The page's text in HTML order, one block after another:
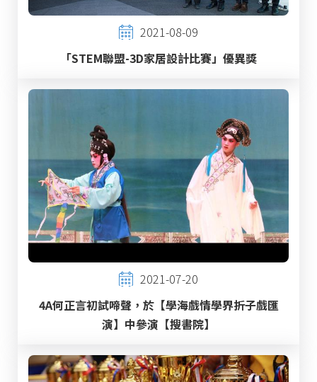
2021-08-09
「STEM聯盟-3D家居設計比賽」優異獎
2021-07-20
4A何正言初試啼聲，於【學海戲情學界折子戲匯
演】中參演【搜書院】